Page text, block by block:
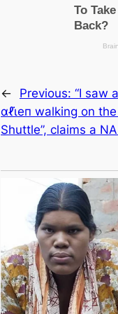
← Previous: “I saw
αℓι̇eп walking on
Shuttle”, claims a